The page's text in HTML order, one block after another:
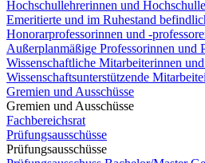
Hochschullehrerinnen und
Emeritierte und im Ruhestand
Honorarprofessorinnen und -
Außerplanmäßige Professorinnen und
Wissenschaftliche Mitarbeiterinnen
Wissenschaftsunterstützende
Gremien und Ausschüsse
Gremien und Ausschüsse
Fachbereichsrat
Prüfungsausschüsse
Prüfungsausschüsse